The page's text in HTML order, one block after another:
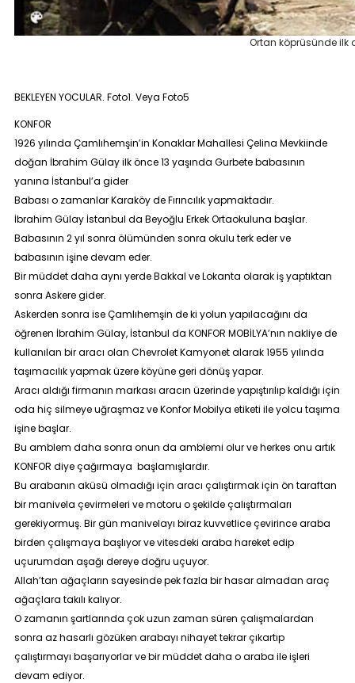
Ortan köprüsünde ilk
BEKLEYEN YOCULAR. Foto1. Veya Foto5
KONFOR
1926 yılında Çamlıhemşin’in Konaklar Mahallesi Çelina Mevkiinde
doğan İbrahim Gülay ilk önce 13 yaşında Gurbete babasının
yanına İstanbul’a gider
Babası o zamanlar Karaköy de Fırıncılık yapmaktadır.
İbrahim Gülay İstanbul da Beyoğlu Erkek Ortaokuluna başlar.
Babasının 2 yıl sonra ölümünden sonra okulu terk eder ve
babasının işine devam eder.
Bir müddet daha aynı yerde Bakkal ve Lokanta olarak iş yaptıktan
sonra Askere gider.
Askerden sonra ise Çamlıhemşin de ki yolun yapılacağını da
öğrenen İbrahim Gülay, İstanbul da KONFOR MOBİLYA’nın nakliye de
kullanılan bir aracı olan Chevrolet Kamyonet alarak 1955 yılında
taşımacılık yapmak üzere köyüne geri dönüş yapar.
Aracı aldığı firmanın markası aracın üzerinde yapıştırılıp kaldığı için
oda hiç silmeye uğraşmaz ve Konfor Mobilya etiketi ile yolcu taşıma
işine başlar.
Bu amblem daha sonra onun da amblemi olur ve herkes onu artık
KONFOR diye çağırmaya başlamışlardır.
Bu arabanın aküsü olmadığı için aracı çalıştırmak için ön taraftan
bir manivela çevirmeleri ve motoru o şekilde çalıştırmaları
gerekiyormuş. Bir gün manivelayı biraz kuvvetlice çevirince araba
birden çalışmaya başlıyor ve vitesdeki araba hareket edip
uçurumdan aşağı dereye doğru uçuyor.
Allah’tan ağaçların sayesinde pek fazla bir hasar almadan araç
ağaçlara takılı kalıyor.
O zamanın şartlarında çok uzun zaman süren çalışmalardan
sonra az hasarlı gözüken arabayı nihayet tekrar çıkartıp
çalıştırmayı başarıyorlar ve bir müddet daha o araba ile işleri
devam ediyor.